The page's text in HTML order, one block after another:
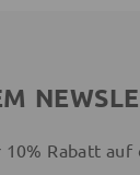
Rabatt